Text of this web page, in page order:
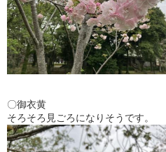
〇御衣黄
そろそろ見ごろになりそうです。